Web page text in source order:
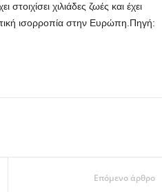
χιλιάδες ζωές και έχει
ισορροπία στην Ευρώπη.Πηγή:
Επόμενο άρθρο